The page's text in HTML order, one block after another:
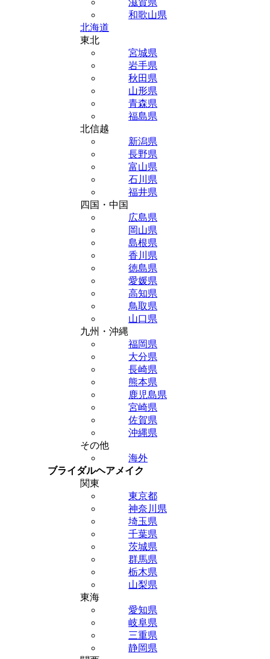
滋賀県
和歌山県
北海道
東北
宮城県
岩手県
秋田県
山形県
青森県
福島県
北信越
新潟県
長野県
富山県
石川県
福井県
四国・中国
広島県
岡山県
島根県
香川県
徳島県
愛媛県
高知県
鳥取県
山口県
九州・沖縄
福岡県
大分県
長崎県
熊本県
鹿児島県
宮崎県
佐賀県
沖縄県
その他
海外
ブライダルヘアメイク
関東
東京都
神奈川県
埼玉県
千葉県
茨城県
群馬県
栃木県
山梨県
東海
愛知県
岐阜県
三重県
静岡県